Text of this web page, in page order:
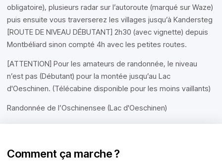
obligatoire), plusieurs radar sur l’autoroute (marqué sur Waze)
puis ensuite vous traverserez les villages jusqu’à Kandersteg
[ROUTE DE NIVEAU DÉBUTANT] 2h30 (avec vignette) depuis
Montbéliard sinon compté 4h avec les petites routes.
[ATTENTION] Pour les amateurs de randonnée, le niveau
n’est pas (Débutant) pour la montée jusqu’au Lac
d'Oeschinen. (Télécabine disponible pour les moins vaillants)
Randonnée de l’Oschinensee (Lac d'Oeschinen)
Comment ça marche ?